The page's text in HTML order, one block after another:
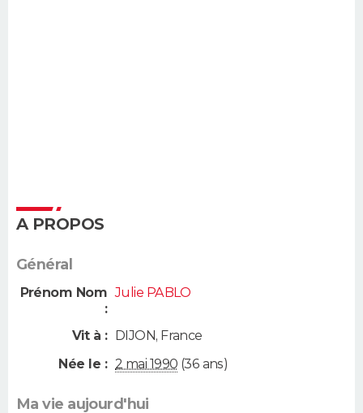
A PROPOS
Général
Prénom Nom
:
Julie PABLO
Vit à : DIJON, France
Née le : 2 mai 1990 (36 ans)
Ma vie aujourd'hui